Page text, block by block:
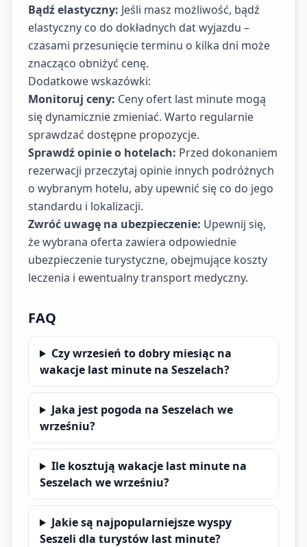
Bądź elastyczny: Jeśli masz możliwość, bądź
elastyczny co do dokładnych dat wyjazdu –
czasami przesunięcie terminu o kilka dni może
znacząco obniżyć cenę.
Dodatkowe wskazówki:
Monitoruj ceny: Ceny ofert last minute mogą
się dynamicznie zmieniać. Warto regularnie
sprawdzać dostępne propozycje.
Sprawdź opinie o hotelach: Przed dokonaniem
rezerwacji przeczytaj opinie innych podróżnych
o wybranym hotelu, aby upewnić się co do jego
standardu i lokalizacji.
Zwróć uwagę na ubezpieczenie: Upewnij się,
że wybrana oferta zawiera odpowiednie
ubezpieczenie turystyczne, obejmujące koszty
leczenia i ewentualny transport medyczny.
FAQ
Czy wrzesień to dobry miesiąc na
wakacje last minute na Seszelach?
Jaka jest pogoda na Seszelach we
wrześniu?
Ile kosztują wakacje last minute na
Seszelach we wrześniu?
Jakie są najpopularniejsze wyspy
Seszeli dla turystów last minute?